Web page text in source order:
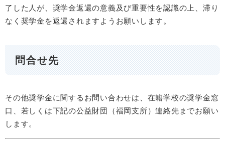
了した人が、奨学金返還の意義及び重要性を認識の上、滞り
なく奨学金を返還されますようお願いします。
問合せ先
その他奨学金に関するお問い合わせは、在籍学校の奨学金窓
口、若しくは下記の公益財団（福岡支所）連絡先までお願い
します。